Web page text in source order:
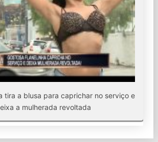
tira a blusa para caprichar no serviço e
a mulherada revoltada